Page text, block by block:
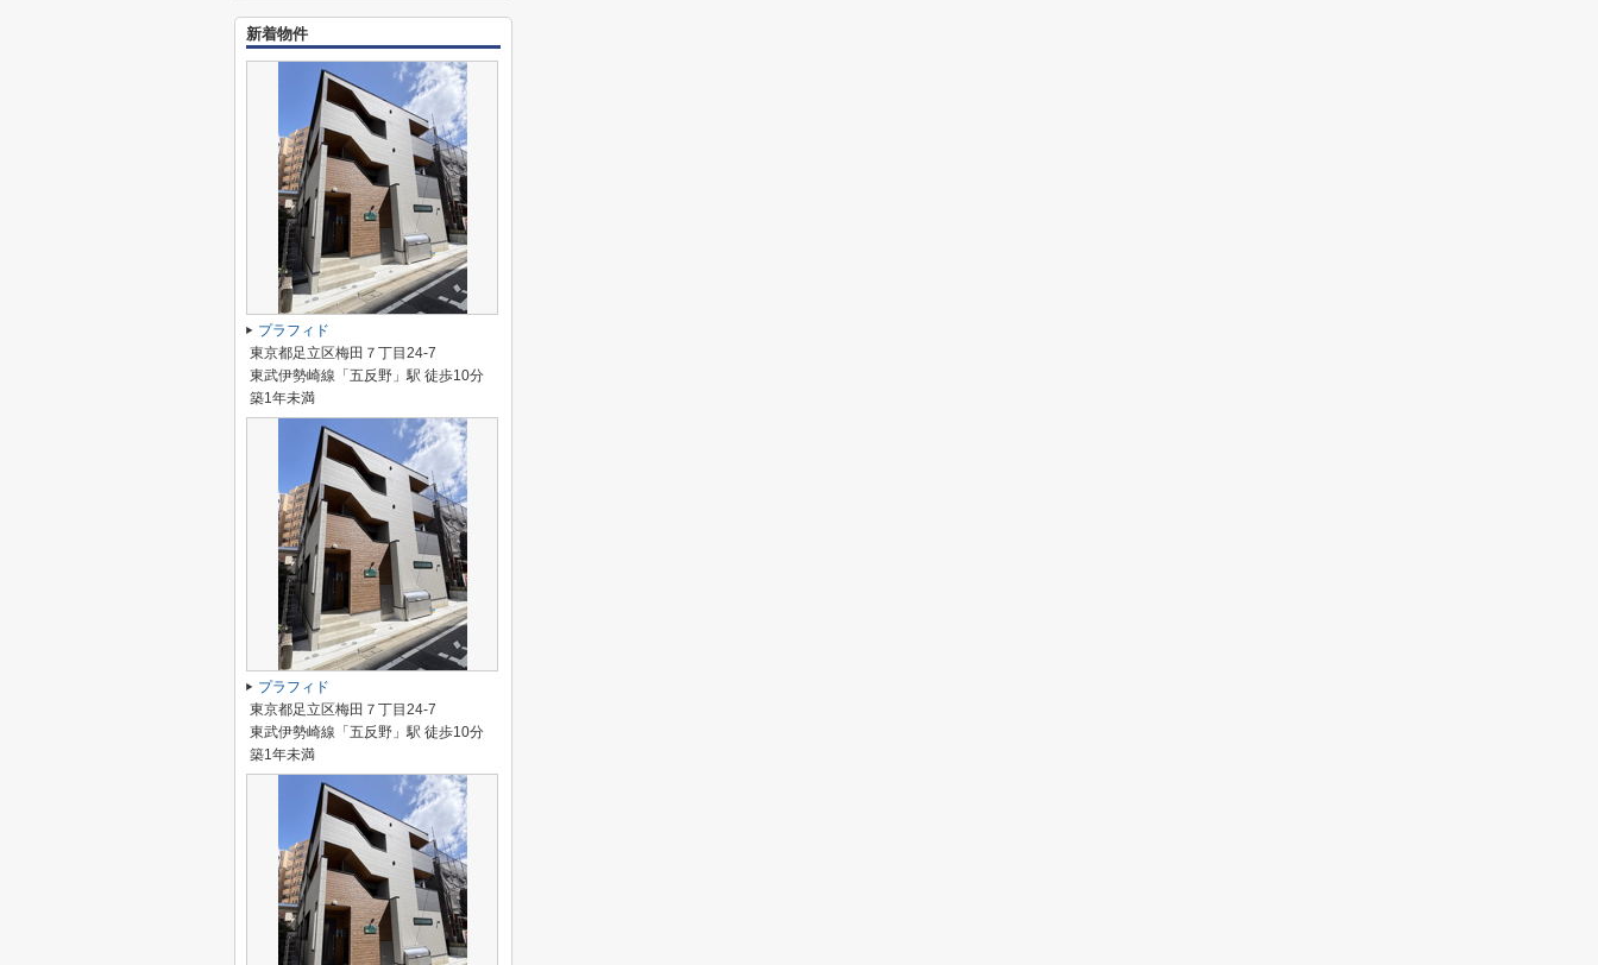
新着物件
プラフィド
東京都足立区梅田７丁目24-7
東武伊勢崎線「五反野」駅 徒歩10分
築1年未満
プラフィド
東京都足立区梅田７丁目24-7
東武伊勢崎線「五反野」駅 徒歩10分
築1年未満